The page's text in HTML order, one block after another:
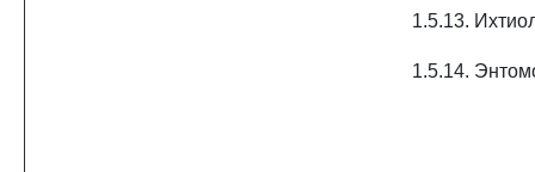
1.5.13.
1.5.14.